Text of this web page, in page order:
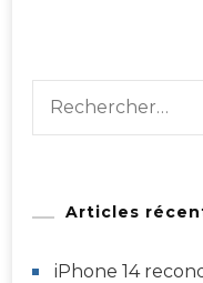
Rechercher :
Articles
iPhone 14